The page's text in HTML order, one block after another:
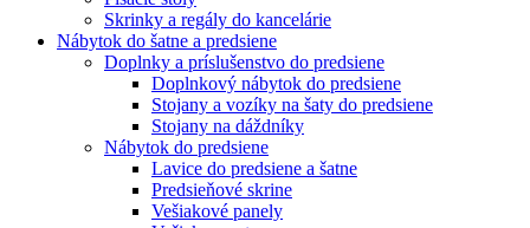
Skrinky a regály do kancelárie
Nábytok do šatne a predsiene
Doplnky a príslušenstvo do predsiene
Doplnkový nábytok do predsiene
Stojany a vozíky na šaty do predsiene
Stojany na dáždníky
Nábytok do predsiene
Lavice do predsiene a šatne
Predsieňové skrine
Vešiakové panely